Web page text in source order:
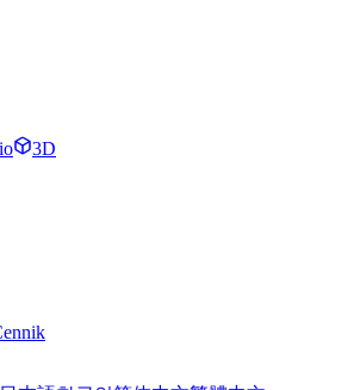
3D